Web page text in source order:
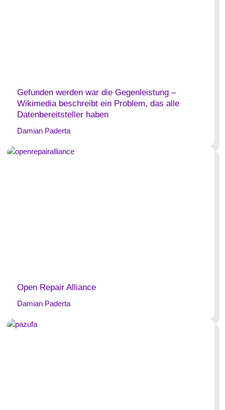
Gefunden werden war die Gegenleistung –
Wikimedia beschreibt ein Problem, das alle
Datenbereitsteller haben
Damian Paderta
Open Repair Alliance
Damian Paderta